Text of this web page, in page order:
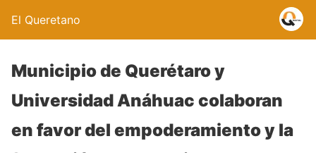
El Queretano
Municipio de Querétaro y
Universidad Anáhuac colaboran
en favor del empoderamiento y la